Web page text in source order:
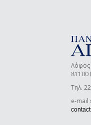
Λόφος
81100
Τηλ.
e-mail